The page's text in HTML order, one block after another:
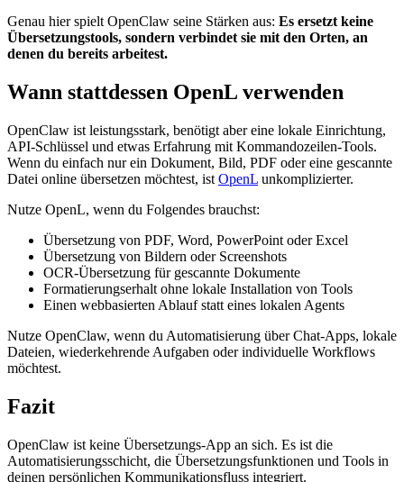
Genau hier spielt OpenClaw seine Stärken aus: Es ersetzt keine
Übersetzungstools, sondern verbindet sie mit den Orten, an
denen du bereits arbeitest.
Wann stattdessen OpenL verwenden
OpenClaw ist leistungsstark, benötigt aber eine lokale Einrichtung,
API-Schlüssel und etwas Erfahrung mit Kommandozeilen-Tools.
Wenn du einfach nur ein Dokument, Bild, PDF oder eine gescannte
Datei online übersetzen möchtest, ist OpenL unkomplizierter.
Nutze OpenL, wenn du Folgendes brauchst:
Übersetzung von PDF, Word, PowerPoint oder Excel
Übersetzung von Bildern oder Screenshots
OCR-Übersetzung für gescannte Dokumente
Formatierungserhalt ohne lokale Installation von Tools
Einen webbasierten Ablauf statt eines lokalen Agents
Nutze OpenClaw, wenn du Automatisierung über Chat-Apps, lokale
Dateien, wiederkehrende Aufgaben oder individuelle Workflows
möchtest.
Fazit
OpenClaw ist keine Übersetzungs-App an sich. Es ist die
Automatisierungsschicht, die Übersetzungsfunktionen und Tools in
deinen persönlichen Kommunikationsfluss integriert.